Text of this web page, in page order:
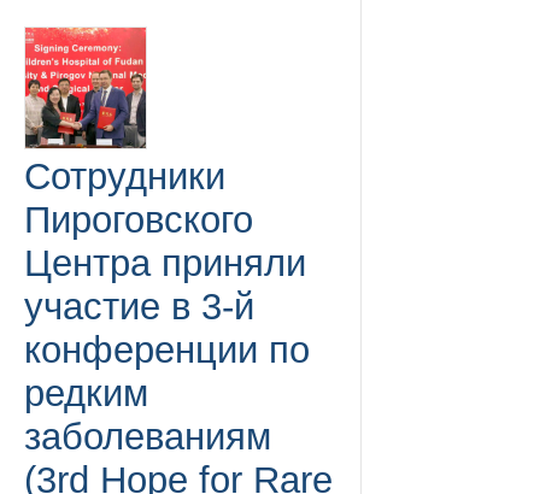
Сотрудники
Пироговского
Центра приняли
участие в 3-й
конференции по
редким
заболеваниям
(3rd Hope for Rare